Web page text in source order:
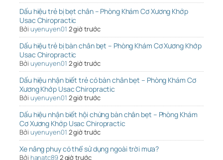
Dấu hiệu trẻ bị bẹt chân – Phòng Khám Cơ Xương Khớp
Usac Chiropractic
Bởi uyenuyen01 2 giờ trước
Dấu hiệu trẻ bị bàn chân bẹt – Phòng Khám Cơ Xương Khớp
Usac Chiropractic
Bởi uyenuyen01 2 giờ trước
Dấu hiệu nhận biết trẻ có bàn chân bẹt – Phòng Khám Cơ
Xương Khớp Usac Chiropractic
Bởi uyenuyen01 2 giờ trước
Dấu hiệu nhận biết hội chứng bàn chân bẹt – Phòng Khám
Cơ Xương Khớp Usac Chiropractic
Bởi uyenuyen01 2 giờ trước
Xe nâng phuy có thể sử dụng ngoài trời mưa?
Bởi hanatc892 giờ trước